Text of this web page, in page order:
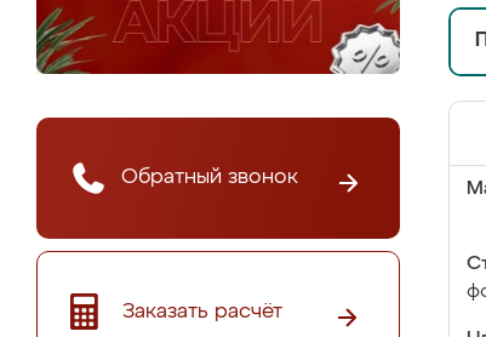
Обратный звонок
Заказать расчёт